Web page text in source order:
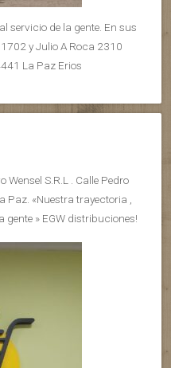
servicio de la gente. En sus
y Julio A Roca 2310
La Paz Erios
S.R.L . Calle Pedro
Paz. «Nuestra trayectoria ,
» EGW distribuciones!